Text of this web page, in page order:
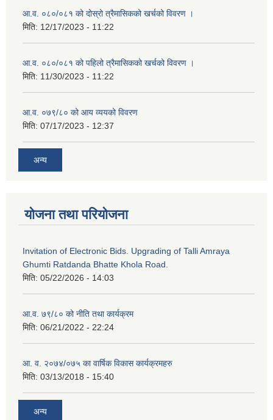
आ.व. ०८०/०८१ को दोस्रो त्रैमासिकको खर्चको विवरण ।
मिति: 12/17/2023 - 11:22
आ.व. ०८०/०८१ को पहिलो त्रैमासिकको खर्चको विवरण ।
मिति: 11/30/2023 - 11:22
आ.व. ०७९/८० को आय व्ययको विवरण
मिति: 07/17/2023 - 12:37
अन्य
योजना तथा परियोजना
Invitation of Electronic Bids. Upgrading of Talli Amraya
Ghumti Ratdanda Bhatte Khola Road.
मिति: 05/22/2026 - 14:03
आ.व. ७९/८० को नीति तथा कार्यक्रम
मिति: 06/21/2022 - 22:24
आ. व. २०७४/०७५ का वार्षिक विकास कार्यक्रमहरु
मिति: 03/13/2018 - 15:40
अन्य